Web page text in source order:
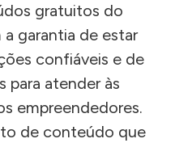
gratuitos do
garantia de estar
confiáveis e de
para atender às
empreendedores.
de conteúdo que